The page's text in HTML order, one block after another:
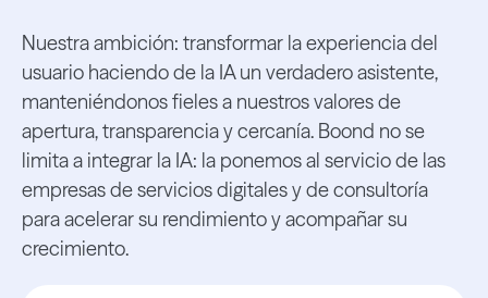
Nuestra ambición: transformar la experiencia del
usuario haciendo de la IA un verdadero asistente,
manteniéndonos fieles a nuestros valores de
apertura, transparencia y cercanía. Boond no se
limita a integrar la IA: la ponemos al servicio de las
empresas de servicios digitales y de consultoría
para acelerar su rendimiento y acompañar su
crecimiento.